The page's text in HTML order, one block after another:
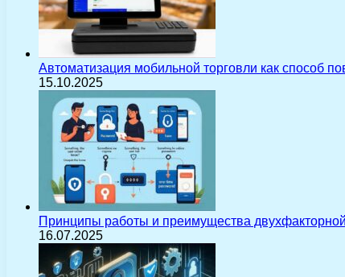
Автоматизация мобильной торговли как способ
15.10.2025
Принципы работы и преимущества
16.07.2025